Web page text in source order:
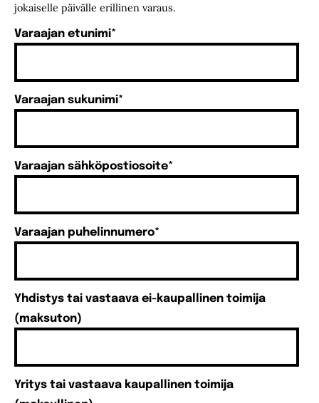
jokaiselle päivälle erillinen varaus.
Varaajan etunimi*
Varaajan sukunimi*
Varaajan sähköpostiosoite*
Varaajan puhelinnumero*
Yhdistys tai vastaava ei-kaupallinen toimija
(maksuton)
Yritys tai vastaava kaupallinen toimija